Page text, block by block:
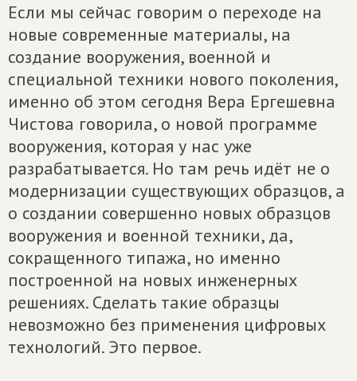
Если мы сейчас говорим о переходе на
новые современные материалы, на
создание вооружения, военной и
специальной техники нового поколения,
именно об этом сегодня Вера Ергешевна
Чистова говорила, о новой программе
вооружения, которая у нас уже
разрабатывается. Но там речь идёт не о
модернизации существующих образцов, а
о создании совершенно новых образцов
вооружения и военной техники, да,
сокращенного типажа, но именно
построенной на новых инженерных
решениях. Сделать такие образцы
невозможно без применения цифровых
технологий. Это первое.